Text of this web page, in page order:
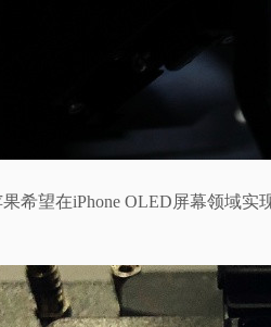
希望在iPhone OLED屏幕领域